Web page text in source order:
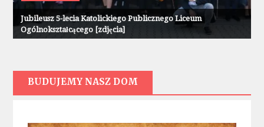
Jubileusz 5-lecia Katolickiego Publicznego Liceum
Ogólnokształcącego [zdjęcia]
BUDUJEMY NASZ DOM